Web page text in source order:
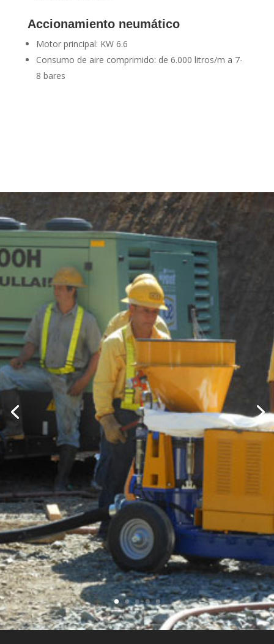
Accionamiento neumático
Motor principal: KW 6.6
Consumo de aire comprimido: de 6.000 litros/m a 7-
8 bares